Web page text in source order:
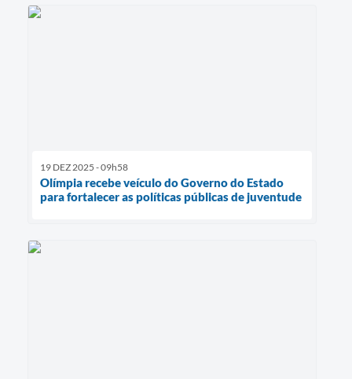
19 DEZ 2025 - 09h58
Olímpia recebe veículo do Governo do Estado
para fortalecer as políticas públicas de juventude